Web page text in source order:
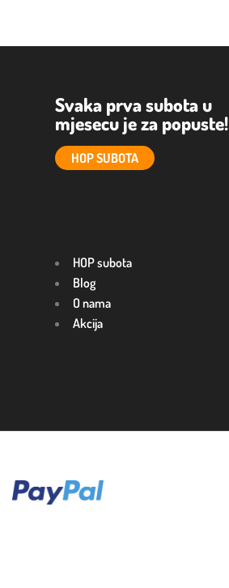
Svaka prva subota u
mjesecu je za popuste!
HOP SUBOTA
HOP subota
Blog
O nama
Akcija